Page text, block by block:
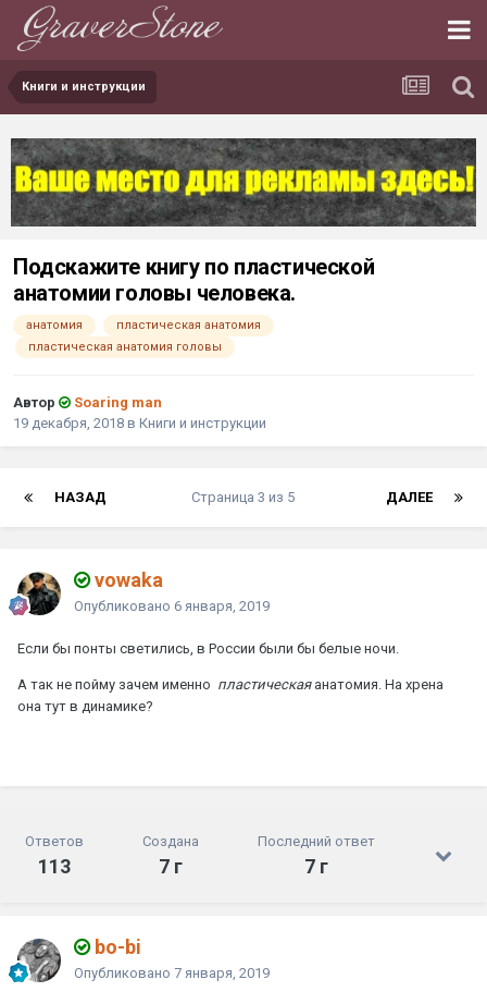
Книги и инструкции
Подскажите книгу по пластической
анатомии головы человека.
анатомия
пластическая анатомия
пластическая анатомия головы
Автор
Soaring man
19 декабря, 2018 в Книги и инструкции
НАЗАД ДАЛЕЕ
Страница 3 из 5
vowaka
Опубликовано 6 января, 2019
Если бы понты светились, в России были бы белые ночи.
А так не пойму зачем именно пластическаяанатомия. На хрена
она тут в динамике?
Ответов
113
Создана
7 г
Последний ответ
7 г
bo-bi
Опубликовано 7 января, 2019